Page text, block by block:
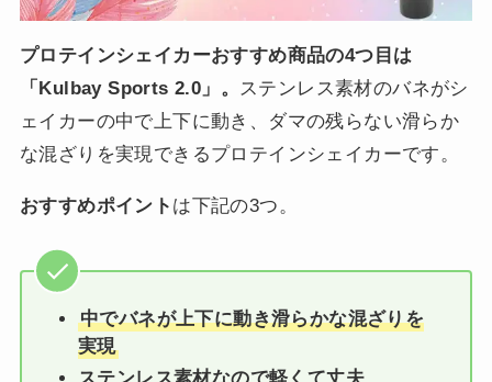
プロテインシェイカーおすすめ商品の4つ目は
「Kulbay Sports 2.0」。 ステンレス素材のバネがシ
ェイカーの中で上下に動き、ダマの残らない滑らか
な混ざりを実現できるプロテインシェイカーです。
おすすめポイント は下記の3つ。
中でバネが上下に動き滑らかな混ざりを
実現